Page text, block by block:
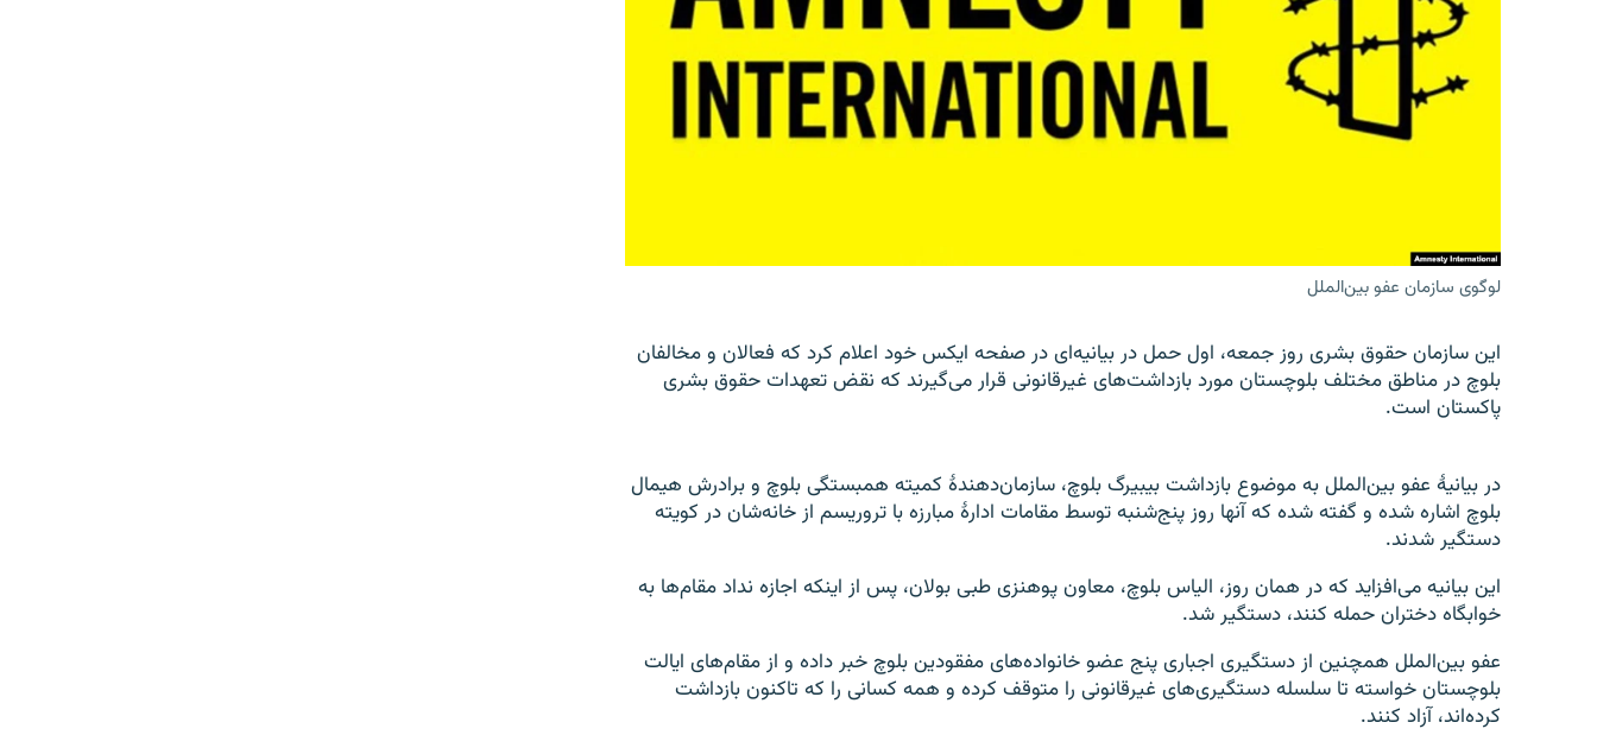
لوگوی سازمان عفو بین‌الملل
این سازمان حقوق بشری روز جمعه، اول حمل در بیانیه‌ای در صفحه ایکس خود اعلام کرد که فعالان و مخالفان
بلوچ در مناطق مختلف بلوچستان مورد بازداشت‌های غیرقانونی قرار می‌گیرند که نقض تعهدات حقوق بشری
پاکستان است.
در بیانیۀ عفو بین‌الملل به موضوع بازداشت بیبیرگ بلوچ، سازمان‌دهندۀ کمیته همبستگی بلوچ و برادرش هیمال
بلوچ اشاره شده و گفته شده که آنها روز پنج‌شنبه توسط مقامات ادارۀ مبارزه با تروریسم از خانه‌شان در کویته
دستگیر شدند.
این بیانیه می‌افزاید که در همان روز، الیاس بلوچ، معاون پوهنزی طبی بولان، پس از اینکه اجازه نداد مقام‌ها به
خوابگاه دختران حمله کنند، دستگیر شد.
عفو بین‌الملل همچنین از دستگیری اجباری پنج عضو خانواده‌های مفقودین بلوچ خبر داده و از مقام‌های ایالت
بلوچستان خواسته تا سلسله دستگیری‌های غیرقانونی را متوقف کرده و همه کسانی را که تاکنون بازداشت
کرده‌اند، آزاد کنند.